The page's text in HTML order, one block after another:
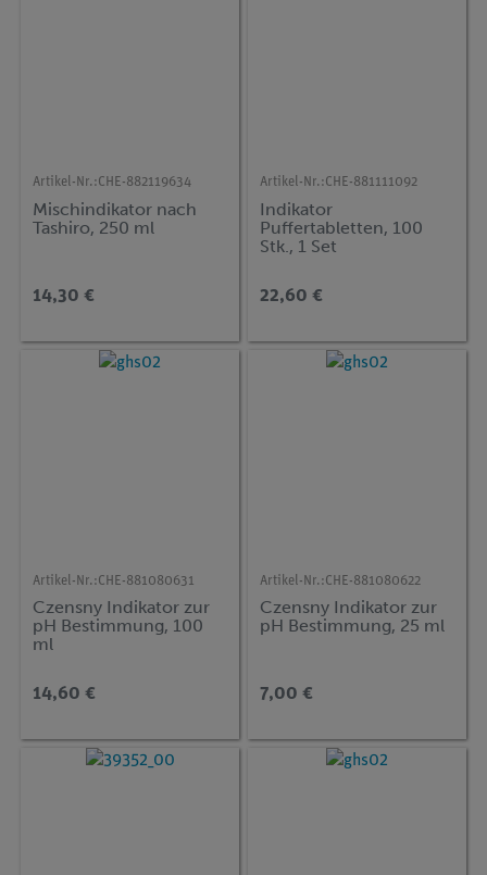
Artikel-Nr.:CHE-882119634
Mischindikator nach
Tashiro, 250 ml
14,30 €
Artikel-Nr.:CHE-881111092
Indikator
Puffertabletten, 100
Stk., 1 Set
22,60 €
Artikel-Nr.:CHE-881080631
Czensny Indikator zur
pH Bestimmung, 100
ml
14,60 €
Artikel-Nr.:CHE-881080622
Czensny Indikator zur
pH Bestimmung, 25 ml
7,00 €